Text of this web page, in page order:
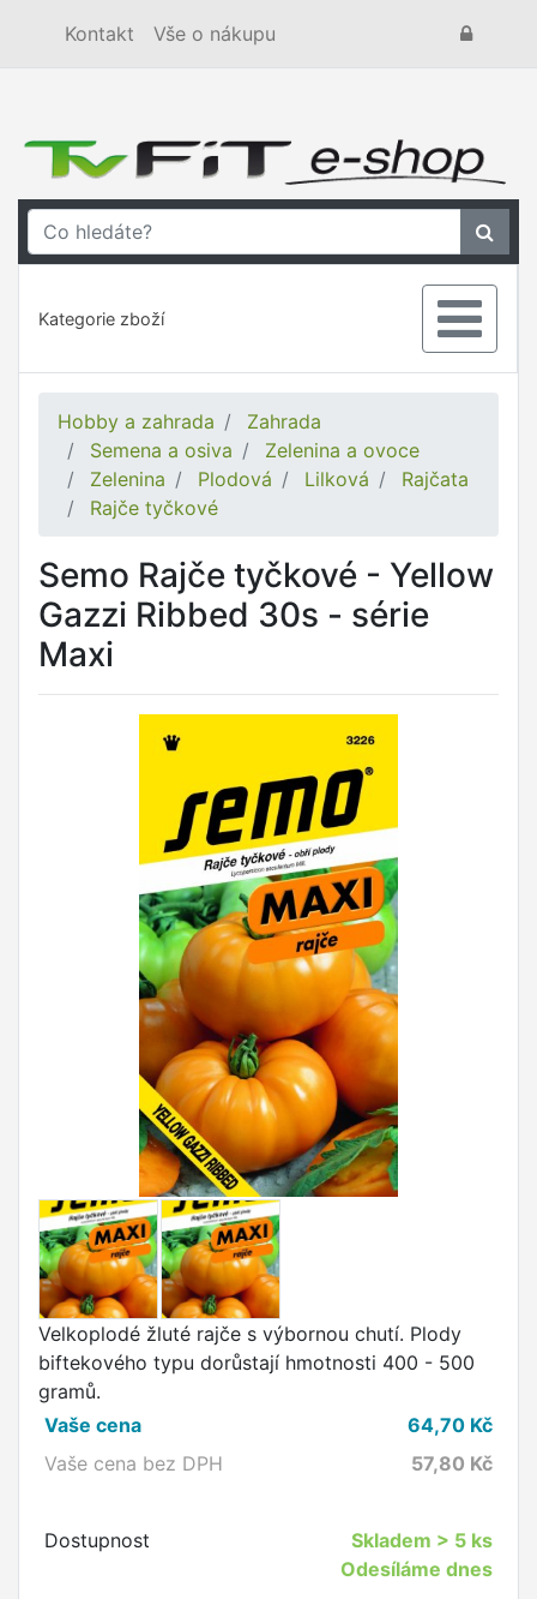
Kontakt Vše o nákupu
Kategorie zboží
Hobby a zahrada
Zahrada
Semena a osiva
Zelenina a ovoce
Zelenina
Plodová Lilková
Rajčata
Rajče tyčkové
Semo Rajče tyčkové - Yellow
Gazzi Ribbed 30s - série
Maxi
Velkoplodé žluté rajče s výbornou chutí. Plody
biftekového typu dorůstají hmotnosti 400 - 500
gramů.
Vaše cena
64,70 Kč
Vaše cena bez DPH
57,80 Kč
Dostupnost Skladem > 5 ks
Odesíláme dnes